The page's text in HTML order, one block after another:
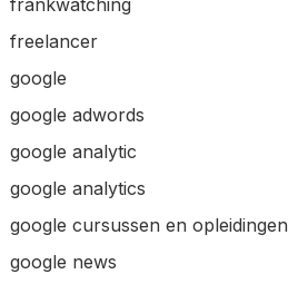
freelancer
google
google adwords
google analytic
google analytics
google cursussen en opleidingen
google news